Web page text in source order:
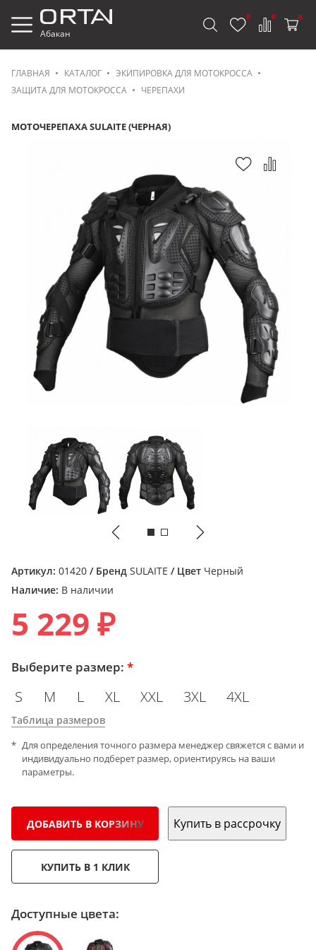
Абакан
0 0 0
ГЛАВНАЯ КАТАЛОГ
ЭКИПИРОВКА ДЛЯ МОТОКРОССА
ЗАЩИТА ДЛЯ МОТОКРОССА
ЧЕРЕПАХИ
МОТОЧЕРЕПАХА SULAITE (ЧЕРНАЯ)
Артикул: 01420 / Бренд SULAITE / Цвет Черный
Наличие: В наличии
5 229 ₽
Выберите размер: *
S M L XL XXL 3XL 4XL
Таблица размеров
Для определения точного размера менеджер свяжется с вами и
индивидуально подберет размер, ориентируясь на ваши
параметры.
ДОБАВИТЬ В КОРЗИНУ Купить в рассрочку
КУПИТЬ В 1 КЛИК
Доступные цвета: